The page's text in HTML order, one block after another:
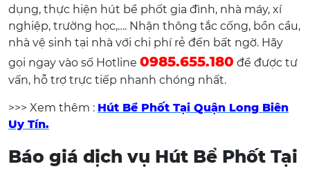
dụng, thực hiện hút bể phốt gia đình, nhà máy, xí
nghiệp, trường học,…. Nhận thông tắc cống, bồn cầu,
nhà vệ sinh tại nhà với chi phí rẻ đến bất ngờ. Hãy
gọi ngay vào số Hotline 0985.655.180 để được tư
vấn, hỗ trợ trực tiếp nhanh chóng nhất.
>>> Xem thêm : Hút Bể Phốt Tại Quận Long Biên
Uy Tín.
Báo giá dịch vụ Hút Bể Phốt Tại